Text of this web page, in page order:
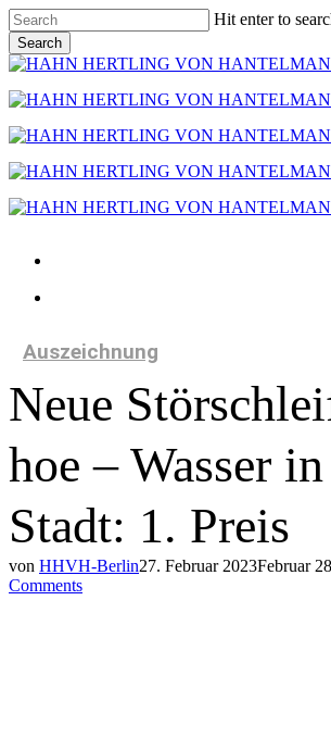
Skip
to
main
content
Hit enter to
Search
Close
Menu
Auszeichnung
Neue
hoe – Wasser
Stadt: 1. Preis
von HHVH-Berlin27. Februar 2023Februar
Comments